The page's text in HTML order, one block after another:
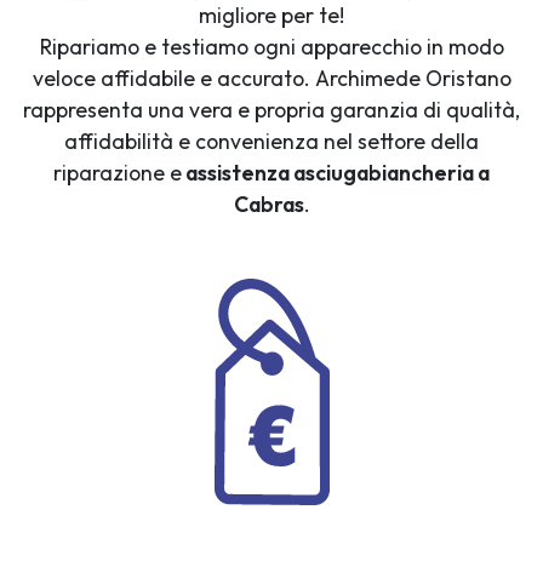
migliore per te!
Ripariamo e testiamo ogni apparecchio in modo
veloce affidabile e accurato. Archimede Oristano
rappresenta una vera e propria garanzia di qualità,
affidabilità e convenienza nel settore della
riparazione eassistenza asciugabiancheria a
Cabras.